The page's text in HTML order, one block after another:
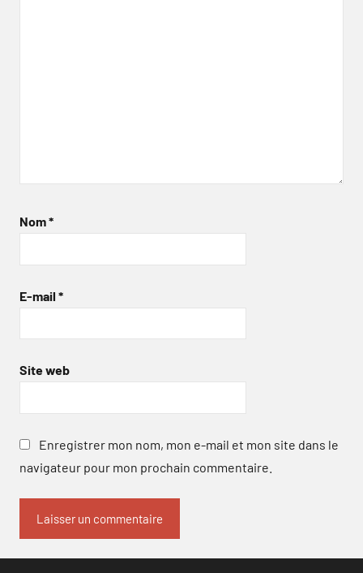
Nom*
E-mail *
Site web
Enregistrer mon nom, mon e-mail et mon site dans le
navigateur pour mon prochain commentaire.